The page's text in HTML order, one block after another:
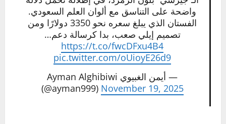
واضحة على التناسق مع ألوان العلم السعودي.
الفستان الذي يبلغ سعره نحو 3350 دولارًا ومن
تصميم إيلي صعب، بدا كرسالة دعم…
https://t.co/fwcDFxu4B4
pic.twitter.com/oUioyE26d9
— أيمن الغبيوي Ayman Alghibiwi
(@ayman999) November 19, 2025